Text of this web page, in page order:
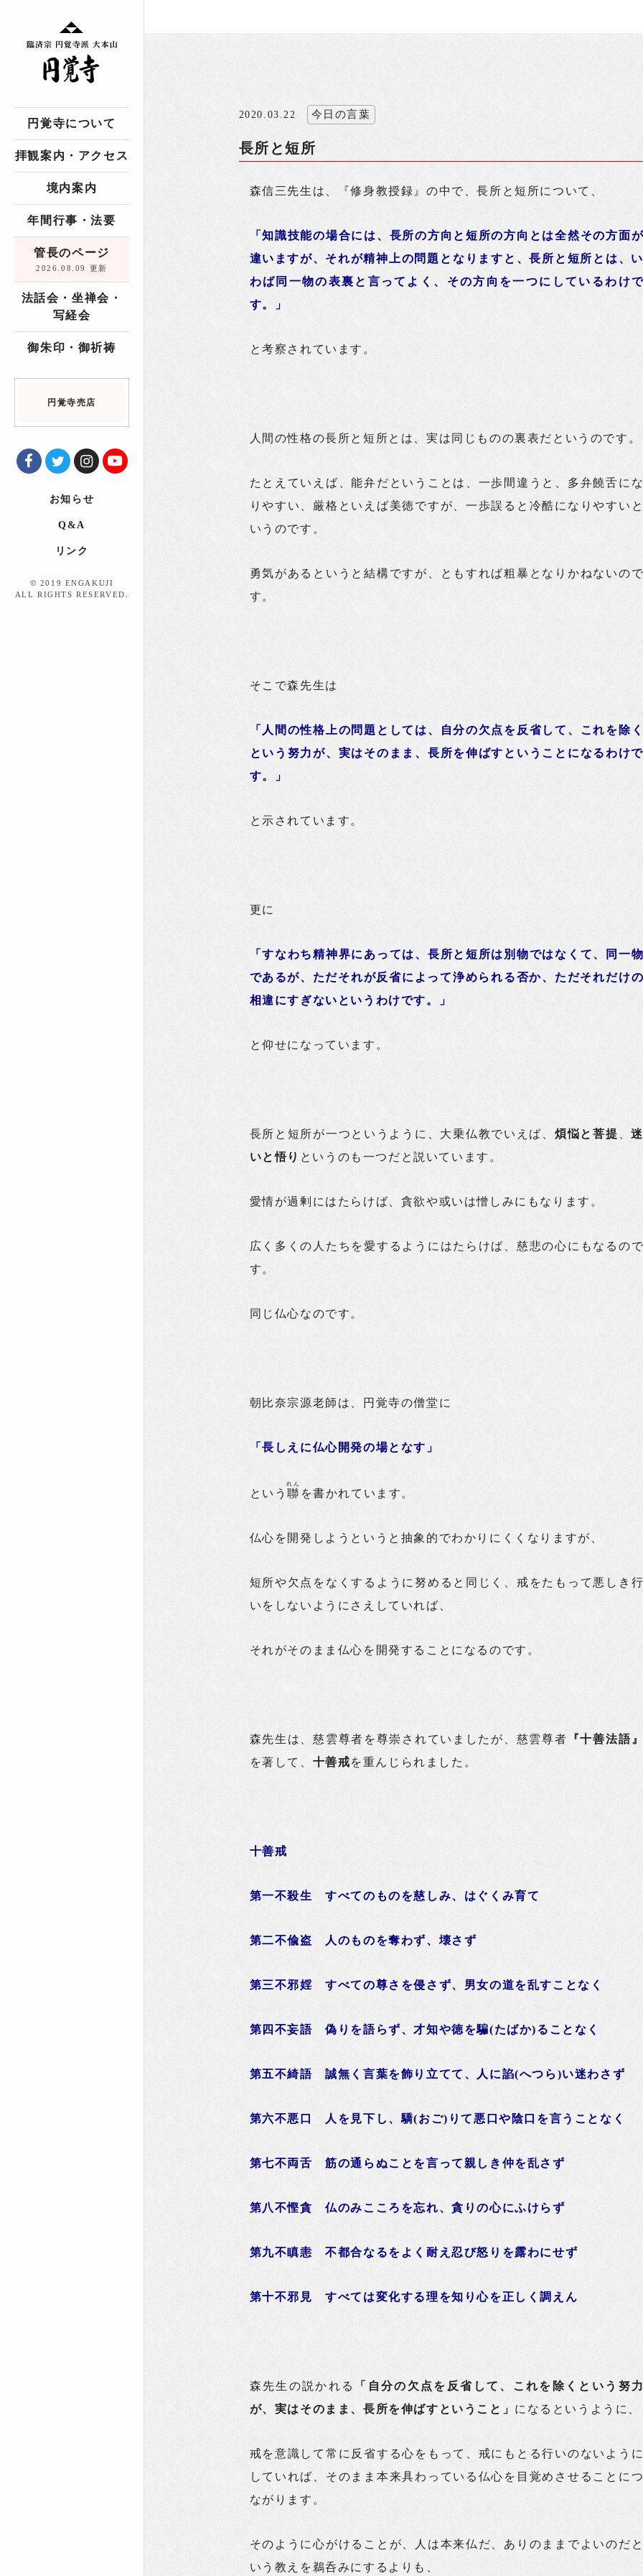
円覚寺について
拝観案内・アクセス
境内案内
年間行事・法要
管長のページ
2026.08.09 更新
法話会・坐禅会・
写経会
御朱印・御祈祷
円覚寺売店
お知らせ
Q&A
リンク
© 2019 ENGAKUJI
ALL RIGHTS RESERVED.
2020.03.22 今日の言葉
長所と短所
森信三先生は、『修身教授録』の中で、長所と短所について、
「知識技能の場合には、長所の方向と短所の方向とは全然その方面
違いますが、 それが精神上の問題となりますと、長所と短所とは、
わば同一物の表裏と言ってよく、 その方向を一つにしているわけ
す。」
と考察されています。
人間の性格の長所と短所とは、実は同じものの裏表だというのです。
たとえていえば、能弁だということは、一歩間違うと、多弁饒舌に
りやすい、厳格といえば美徳ですが、一歩誤ると冷酷になりやすい
いうのです。
勇気があるというと結構ですが、ともすれば粗暴となりかねないの
す。
そこで森先生は
「人間の性格上の問題としては、自分の欠点を反省して、これを除
という努力が、 実はそのまま、長所を伸ばすということになるわけ
す。」
と示されています。
更に
「すなわち精神界にあっては、長所と短所は別物ではなくて、同一
であるが、 ただそれが反省によって浄められる否か、ただそれだけ
相違にすぎないというわけです。」
と仰せになっています。
長所と短所が一つというように、大乗仏教でいえば、 煩悩と菩提 、
いと悟り というのも一つだと説いています。
愛情が過剰にはたらけば、貪欲や或いは憎しみにもなります。
広く多くの人たちを愛するようにはたらけば、慈悲の心にもなるの
す。
同じ仏心なのです。
朝比奈宗源老師は、円覚寺の僧堂に
「長しえに仏心開発の場となす」
という聯
れん
を書かれています。
仏心を開発しようというと抽象的でわかりにくくなりますが、
短所や欠点をなくするように努めると同じく、戒をたもって悪しき
いをしないようにさえしていれば、
それがそのまま仏心を開発することになるのです。
森先生は、慈雲尊者を尊崇されていましたが、慈雲尊者 『十善法語
を著して、 十善戒を重んじられました。
十善戒
第一不殺生 すべてのものを慈しみ、はぐくみ育て
第二不偸盗 人のものを奪わず、壊さず
第三不邪婬 すべての尊さを侵さず、男女の道を乱すことなく
第四不妄語 偽りを語らず、才知や徳を騙(たばか)ることなく
第五不綺語 誠無く言葉を飾り立てて、人に諂(へつら)い迷わさず
第六不悪口 人を見下し、驕(おご)りて悪口や陰口を言うことなく
第七不両舌 筋の通らぬことを言って親しき仲を乱さず
第八不慳貪 仏のみこころを忘れ、貪りの心にふけらず
第九不瞋恚 不都合なるをよく耐え忍び怒りを露わにせず
第十不邪見 すべては変化する理を知り心を正しく調えん
森先生の説かれる
「自分の欠点を反省して、これを除くという努
が、実はそのまま、長所を伸ばすということ」 になるというように、
戒を意識して常に反省する心をもって、戒にもとる行いのないよう
していれば、そのまま本来具わっている仏心を目覚めさせることに
ながります。
そのように心がけることが、人は本来仏だ、ありのままでよいのだ
いう教えを鵜呑みにするよりも、